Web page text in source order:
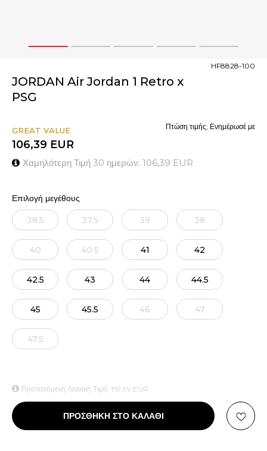
1 2 3 4 5
JORDAN Air Jordan 1 Retro x
PSG
HF8828-100
GREAT VALUE
106,39 EUR
Χαμηλότερη Τιμή 30 ημερών: 106,39 EUR
Πτώση τιμής; Ενημέρωσέ με
Επιλογή μεγέθους
38.5 37.5 39 38
40 40.5 41 42
42.5 43 44 44.5
45 45.5 46 47
47.5
Προτεινόμενη Λιανική Τιμή: 159,99 EUR
ΠΡΟΣΘΗΚΗ ΣΤΟ ΚΑΛΑΘΙ